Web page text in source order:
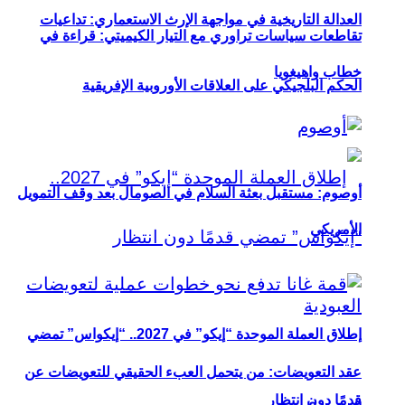
العدالة التاريخية في مواجهة الإرث الاستعماري: تداعيات
الحكم البلجيكي على العلاقات الأوروبية الإفريقية
إطلاق العملة الموحدة “إيكو” في 2027.. “إيكواس” تمضي
قدمًا دون انتظار
تقاطعات سياسات تراوري مع التيار الكيميتي: قراءة في
خطاب واهيغويا
أوصوم: مستقبل بعثة السلام في الصومال بعد وقف التمويل
الأمريكي
عقد التعويضات: من يتحمل العبء الحقيقي للتعويضات عن